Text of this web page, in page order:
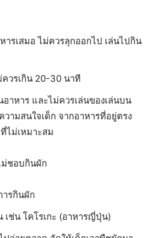
ารเสมอ ไม่ควรลุกออกไป เล่นไปกิน
ควรเกิน 20-30 นาที
าหาร และไม่ควรเล่นของเล่นบน
วามสนใจเด็ก จากอาหารที่อยู่ตรง
ไม่เหมาะสม
ม่ชอบกินผัก
รกินผัก
ช่น โคโรเกะ (อาหารญี่ปุ่น)